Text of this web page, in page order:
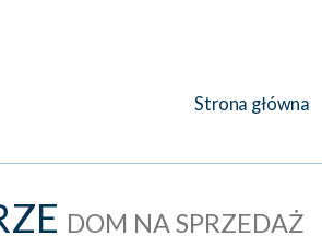
Strona główna
DOM NA SPRZEDAŻ